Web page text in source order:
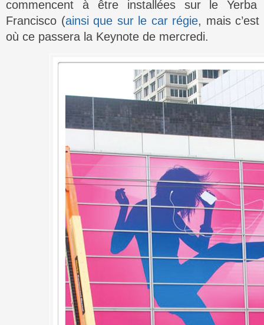
commencent à être installées sur le
Francisco (ainsi que sur le car régie, mais
où ce passera la Keynote de mercredi.